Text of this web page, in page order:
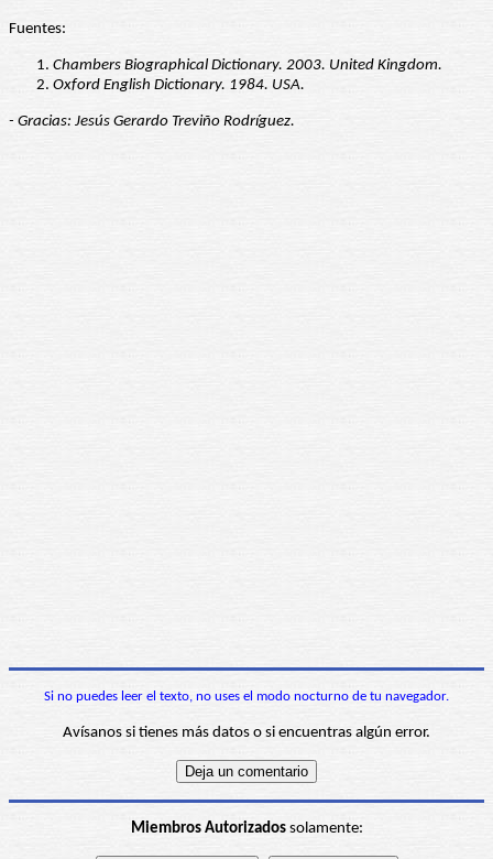
Fuentes:
Chambers Biographical Dictionary. 2003. United Kingdom.
Oxford English Dictionary. 1984. USA.
- Gracias: Jesús Gerardo Treviño Rodríguez.
Si no puedes leer el texto, no uses el modo nocturno de tu navegador.
Avísanos si tienes más datos o si encuentras algún error.
Miembros Autorizadossolamente: